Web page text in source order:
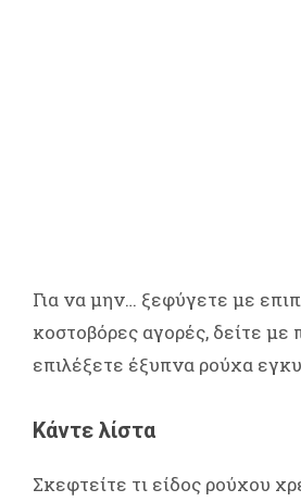
Για να μην… ξεφύγετε με
κοστοβόρες αγορές, δείτε με
επιλέξετε έξυπνα ρούχα
Κάντε λίστα
Σκεφτείτε τι είδος ρούχου